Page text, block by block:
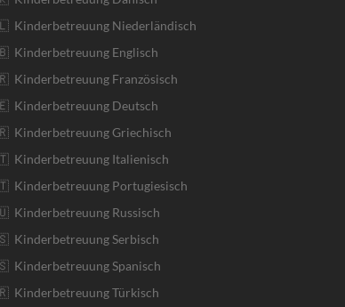
Kinderbetreuung Niederländisch
Kinderbetreuung Englisch
Kinderbetreuung Französisch
Kinderbetreuung Deutsch
Kinderbetreuung Griechisch
Kinderbetreuung Italienisch
Kinderbetreuung Portugiesisch
Kinderbetreuung Russisch
Kinderbetreuung Serbisch
Kinderbetreuung Spanisch
Kinderbetreuung Türkisch